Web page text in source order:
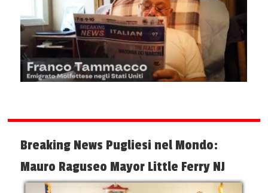
Breaking News Pugliesi nel Mondo:
Mauro Raguseo Mayor Little Ferry NJ